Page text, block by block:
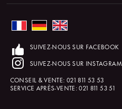
SUIVEZ-NOUS SUR FACEBOOK
SUIVEZ-NOUS SUR INSTAGRAM
CONSEIL & VENTE: 021 811 53 53
SERVICE APRÈS-VENTE:021 811 53 51